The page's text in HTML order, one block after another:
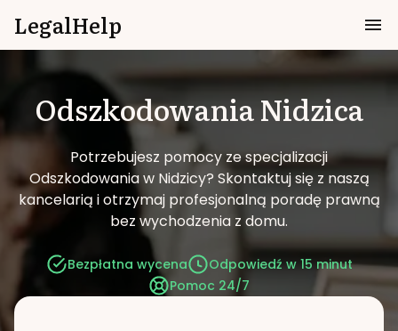
LegalHelp
OdszkodowaniaNidzica
Potrzebujesz pomocy ze specjalizacji
Odszkodowania w Nidzicy? Skontaktuj się z naszą
kancelarią i otrzymaj profesjonalną poradę prawną
bez wychodzenia z domu.
Bezpłatna wycena
Odpowiedź w 15 minut
Pomoc 24/7